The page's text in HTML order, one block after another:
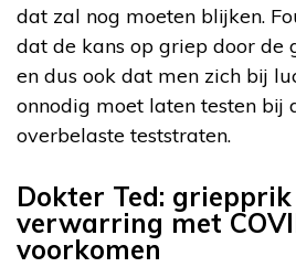
dat zal nog moeten blijken.
dat de kans op griep door
en dus ook dat men zich bij
onnodig moet laten testen bij
overbelaste teststraten.
Dokter Ted:
verwarring met
voorkomen